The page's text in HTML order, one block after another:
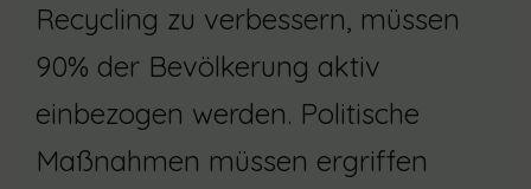
Recycling zu verbessern, müssen
90% der Bevölkerung aktiv
einbezogen werden. Politische
Maßnahmen müssen ergriffen